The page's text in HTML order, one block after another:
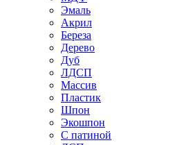
Эмаль
Акрил
Береза
Дерево
Дуб
ЛДСП
Массив
Пластик
Шпон
Экошпон
С патиной